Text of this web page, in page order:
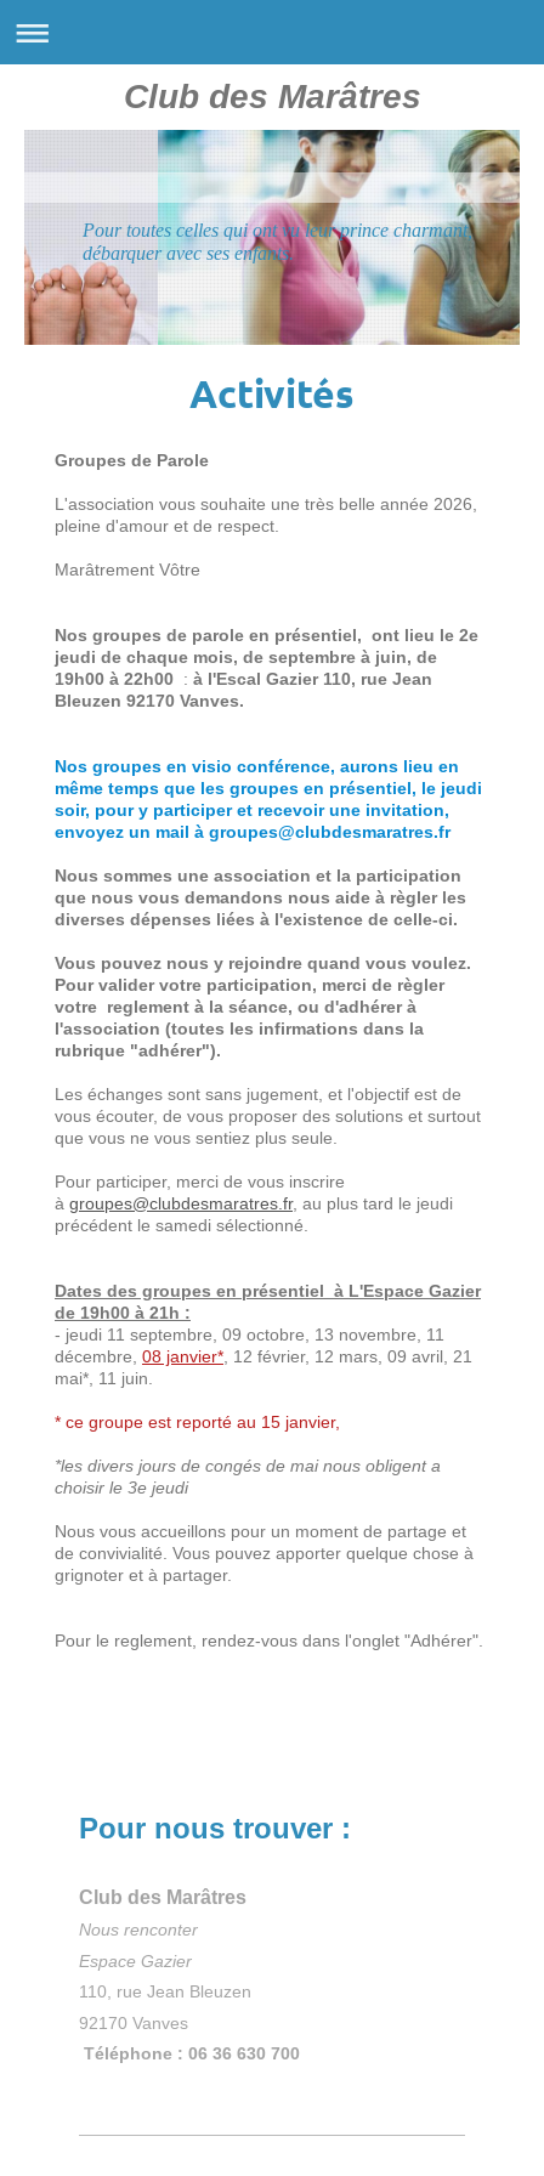
Club des Marâtres
Pour toutes celles qui ont vu leur prince charmant,
débarquer avec ses enfants.
Activités
Groupes de Parole
L'association vous souhaite une très belle année 2026,
pleine d'amour et de respect.
Marâtrement Vôtre
Nos groupes de parole en présentiel, ont lieu le 2e
jeudi de chaque mois, de septembre à juin, de
19h00 à 22h00 : à l'Escal Gazier 110, rue Jean
Bleuzen 92170 Vanves.
Nos groupes en visio conférence, aurons lieu en
même temps que les groupes en présentiel, le jeudi
soir, pour y participer et recevoir une invitation,
envoyez un mail à groupes@clubdesmaratres.fr
Nous sommes une association et la participation
que nous vous demandons nous aide à règler les
diverses dépenses liées à l'existence de celle-ci.
Vous pouvez nous y rejoindre quand vous voulez.
Pour valider votre participation, merci de règler
votre reglement à la séance, ou d'adhérer à
l'association (toutes les infirmations dans la
rubrique "adhérer").
Les échanges sont sans jugement, et l'objectif est de
vous écouter, de vous proposer des solutions et surtout
que vous ne vous sentiez plus seule.
Pour participer, merci de vous inscrire
à groupes@clubdesmaratres.fr, au plus tard le jeudi
précédent le samedi sélectionné.
Dates des groupes en présentiel à L'Espace Gazier
de 19h00 à 21h :
- jeudi 11 septembre, 09 octobre, 13 novembre, 11
décembre, 08 janvier*, 12 février, 12 mars, 09 avril, 21
mai*, 11 juin.
* ce groupe est reporté au 15 janvier,
*les divers jours de congés de mai nous obligent a
choisir le 3e jeudi
Nous vous accueillons pour un moment de partage et
de convivialité. Vous pouvez apporter quelque chose à
grignoter et à partager.
Pour le reglement, rendez-vous dans l'onglet "Adhérer".
Pour nous trouver :
Club des Marâtres
Nous renconter
Espace Gazier
110, rue Jean Bleuzen
92170 Vanves
Téléphone : 06 36 630 700